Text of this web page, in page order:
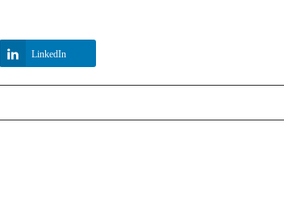
LinkedIn